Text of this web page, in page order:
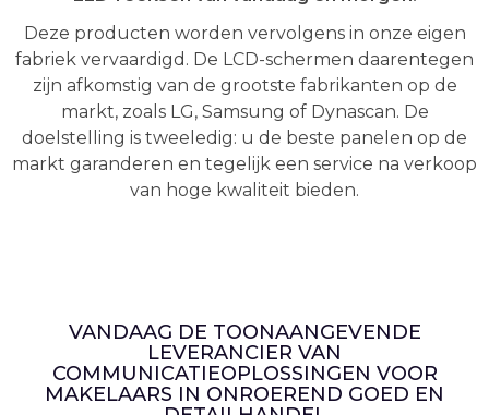
Deze producten worden vervolgens in onze eigen
fabriek vervaardigd. De LCD-schermen daarentegen
zijn afkomstig van de grootste fabrikanten op de
markt, zoals LG, Samsung of Dynascan. De
doelstelling is tweeledig: u de beste panelen op de
markt garanderen en tegelijk een service na verkoop
van hoge kwaliteit bieden.
VANDAAG DE TOONAANGEVENDE
LEVERANCIER VAN
COMMUNICATIEOPLOSSINGEN VOOR
MAKELAARS IN ONROEREND GOED EN